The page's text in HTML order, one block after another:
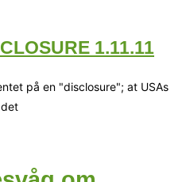
1.11.11
på en "disclosure"; at USAs